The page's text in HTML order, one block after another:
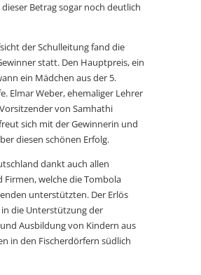
Betrag sogar noch deutlich
der Schulleitung fand die
statt. Den Hauptpreis, ein
ein Mädchen aus der 5.
Elmar Weber, ehemaliger Lehrer
von Samhathi
sich mit der Gewinnerin und
diesen schönen Erfolg.
dankt auch allen
Firmen, welche die Tombola
unterstützten. Der Erlös
in die Unterstützung der
Ausbildung von Kindern aus
in den Fischerdörfern südlich